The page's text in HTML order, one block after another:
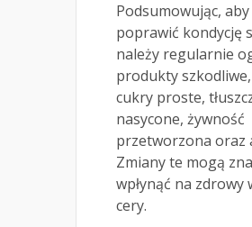
Podsumowując, aby
poprawić kondycję
należy regularnie
produkty
cukry proste,
nasycone, żywność
przetworzona oraz
Zmiany te mogą
wpłynąć na zdrowy
cery.